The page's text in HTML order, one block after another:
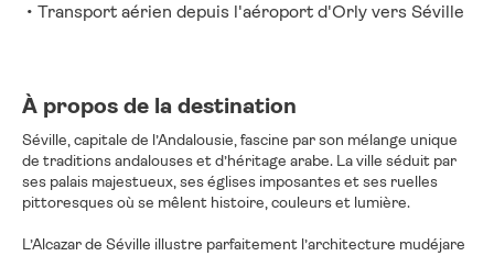
• Transport aérien depuis l'aéroport d'Orly vers Séville
À propos de la destination
Séville, capitale de l’Andalousie, fascine par son mélange unique
de traditions andalouses et d’héritage arabe. La ville séduit par
ses palais majestueux, ses églises imposantes et ses ruelles
pittoresques où se mêlent histoire, couleurs et lumière.
L’Alcazar de Séville illustre parfaitement l’architecture mudéjare